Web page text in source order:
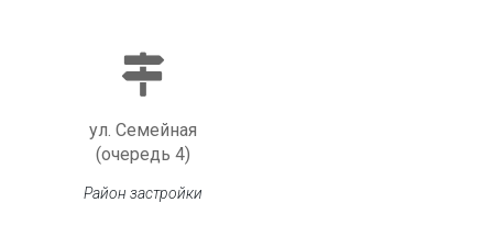
ул. Семейная
(очередь 4)
Район застройки